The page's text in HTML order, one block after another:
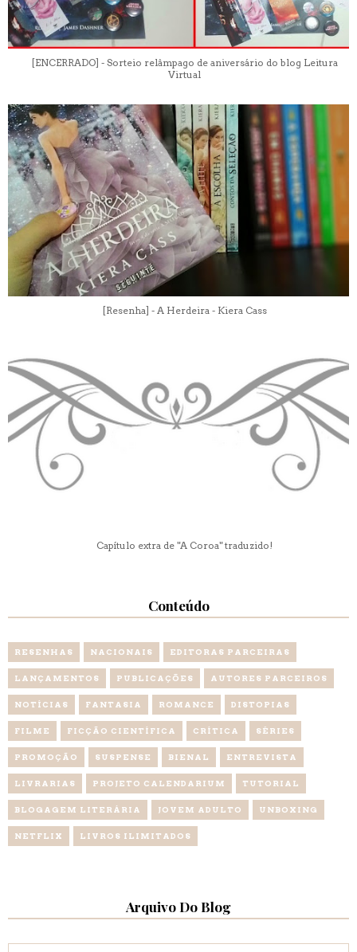
[ENCERRADO] - Sorteio relâmpago de aniversário do blog Leitura
Virtual
[Resenha] - A Herdeira - Kiera Cass
Capítulo extra de "A Coroa" traduzido!
Conteúdo
RESENHAS NACIONAIS EDITORAS PARCEIRAS
LANÇAMENTOS PUBLICAÇÕES AUTORES PARCEIROS
NOTÍCIAS FANTASIA ROMANCE DISTOPIAS
FILME FICÇÃO CIENTÍFICA CRÍTICA SÉRIES
PROMOÇÃO SUSPENSE BIENAL ENTREVISTA
LIVRARIAS PROJETO CALENDARIUM TUTORIAL
BLOGAGEM LITERÁRIA JOVEM ADULTO UNBOXING
NETFLIX LIVROS ILIMITADOS
Arquivo Do Blog